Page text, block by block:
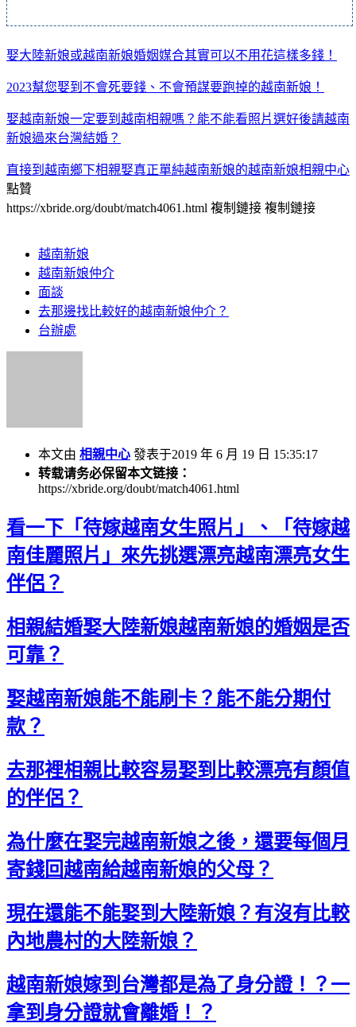
娶大陸新娘或越南新娘婚姻媒合其實可以不用花這樣多錢！
2023幫您娶到不會死要錢、不會預謀要跑掉的越南新娘！
娶越南新娘一定要到越南相親嗎？能不能看照片選好後請越南
新娘過來台灣結婚？
直接到越南鄉下相親娶真正單純越南新娘的越南新娘相親中心
點贊
https://xbride.org/doubt/match4061.html 複制鏈接 複制鏈接
越南新娘
越南新娘仲介
面談
去那邊找比較好的越南新娘仲介？
台辦處
本文由 相親中心 發表于2019 年 6 月 19 日 15:35:17
转载请务必保留本文链接：
https://xbride.org/doubt/match4061.html
看一下「待嫁越南女生照片」、「待嫁越
南佳麗照片」來先挑選漂亮越南漂亮女生
伴侶？
相親結婚娶大陸新娘越南新娘的婚姻是否
可靠？
娶越南新娘能不能刷卡？能不能分期付
款？
去那裡相親比較容易娶到比較漂亮有顏值
的伴侶？
為什麼在娶完越南新娘之後，還要每個月
寄錢回越南給越南新娘的父母？
現在還能不能娶到大陸新娘？有沒有比較
內地農村的大陸新娘？
越南新娘嫁到台灣都是為了身分證！？一
拿到身分證就會離婚！？